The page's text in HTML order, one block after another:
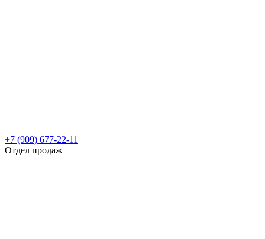
+7 (909) 677-22-11
Отдел продаж